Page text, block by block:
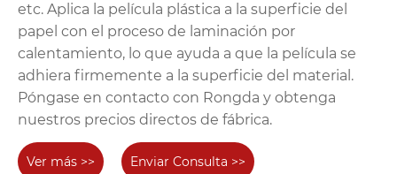
etc. Aplica la película plástica a la superficie del
papel con el proceso de laminación por
calentamiento, lo que ayuda a que la película se
adhiera firmemente a la superficie del material.
Póngase en contacto con Rongda y obtenga
nuestros precios directos de fábrica.
Ver más >> Enviar Consulta >>